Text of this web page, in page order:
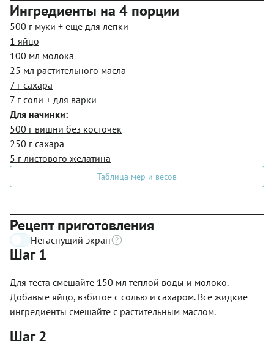
Ингредиенты на 4 порции
500 г муки + еще для лепки
1 яйцо
100 мл молока
25 мл растительного масла
7 г сахара
7 г соли + для варки
Для начинки:
500 г вишни без косточек
250 г сахара
5 г листового желатина
Таблица мер и весов
Рецепт приготовления
Негаснущий экран
Шаг 1
Для теста смешайте 150 мл теплой воды и молоко.
Добавьте яйцо, взбитое с солью и сахаром. Все жидкие
ингредиенты смешайте с растительным маслом.
Шаг 2